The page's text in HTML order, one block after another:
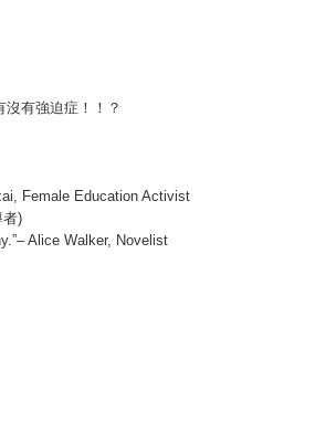
沒有強迫症！！？
Female Education Activist
者)
Alice Walker, Novelist